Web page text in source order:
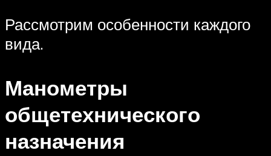
Рассмотрим особенности каждого
вида.
Манометры
общетехнического
назначения